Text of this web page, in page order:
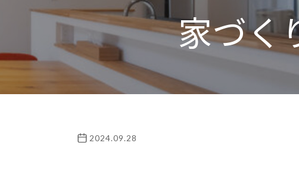
家づく
2024.09.28